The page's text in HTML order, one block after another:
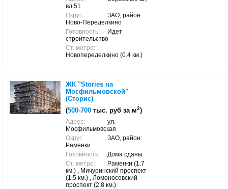
вл.51
Округ:
ЗАО, район:
Ново-Переделкино
Готовность:
Идет
строительство
Ст. метро:
Новопеределкино (0.4 км.)
ЖК "Stories на
Мосфильмовской"
(Сторис)
(500-700 тыс. руб за м2)
Адрес:
ул.
Мосфильмовская
Округ:
ЗАО, район:
Раменки
Готовность:
Дома сданы
Ст. метро:
Раменки (1.7
км.) , Мичуринский проспект
(1.5 км.) , Ломоносовский
проспект (2.8 км.)